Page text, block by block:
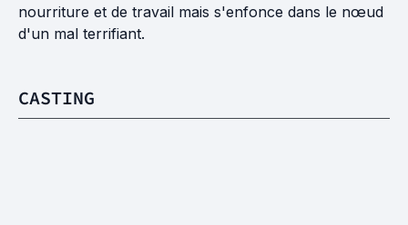
nourriture et de travail mais s'enfonce dans le nœud
d'un mal terrifiant.
CASTING